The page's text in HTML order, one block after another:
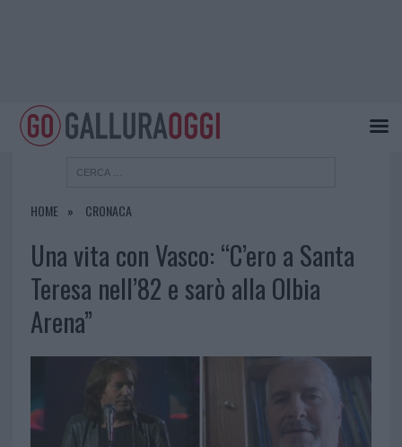
HOME CRONACA
Una vita con Vasco: “C’ero a Santa
Teresa nell’82 e sarò alla Olbia
Arena”